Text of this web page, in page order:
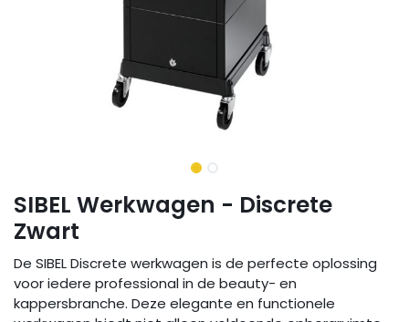
SIBEL Werkwagen - Discrete
Zwart
De SIBEL Discrete werkwagen is de perfecte oplossing
voor iedere professional in de beauty- en
kappersbranche. Deze elegante en functionele